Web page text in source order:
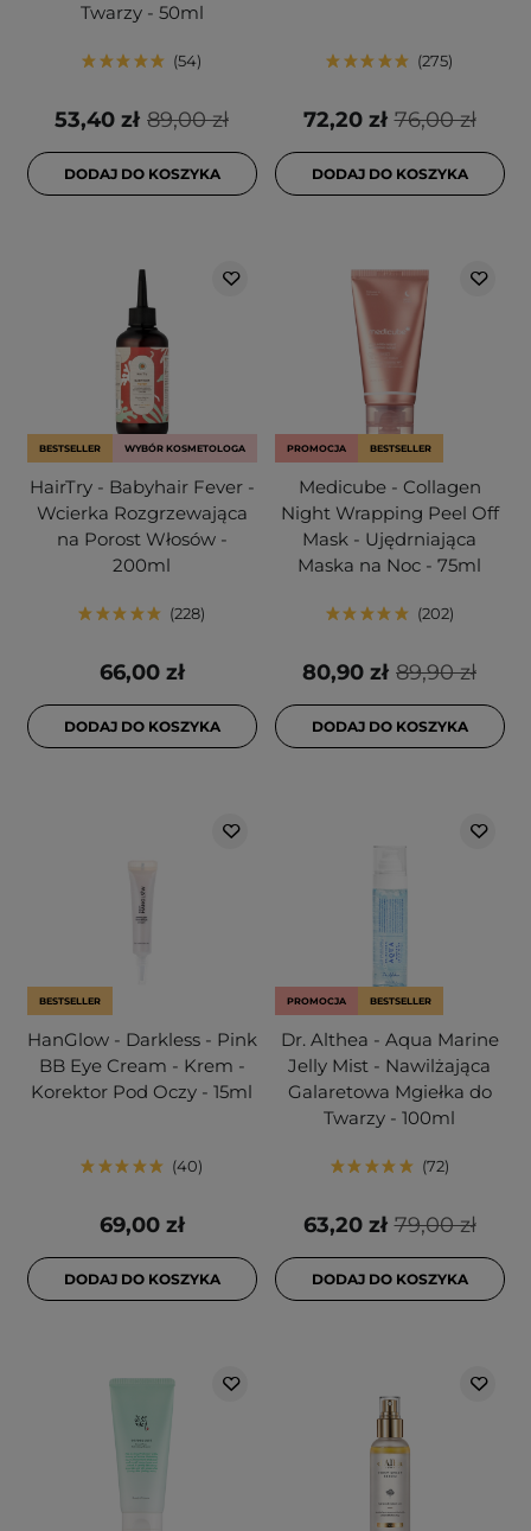
Twarzy - 50ml
54
89,00 zł
53,40 zł
DODAJ DO KOSZYKA
275
76,00 zł
72,20 zł
DODAJ DO KOSZYKA
BESTSELLER WYBÓR KOSMETOLOGA
HairTry - Babyhair Fever -
Wcierka Rozgrzewająca
na Porost Włosów -
200ml
228
66,00 zł
DODAJ DO KOSZYKA
PROMOCJA BESTSELLER
Medicube - Collagen
Night Wrapping Peel Off
Mask - Ujędrniająca
Maska na Noc - 75ml
202
89,90 zł
80,90 zł
DODAJ DO KOSZYKA
BESTSELLER
HanGlow - Darkless - Pink
BB Eye Cream - Krem -
Korektor Pod Oczy - 15ml
40
69,00 zł
DODAJ DO KOSZYKA
PROMOCJA BESTSELLER
Dr. Althea - Aqua Marine
Jelly Mist - Nawilżająca
Galaretowa Mgiełka do
Twarzy - 100ml
72
79,00 zł
63,20 zł
DODAJ DO KOSZYKA